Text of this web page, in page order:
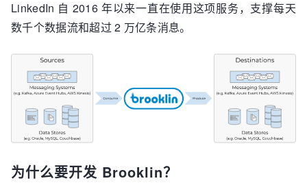
LinkedIn 自 2016 年以来一直在使用这项服务，支撑每天
数千个数据流和超过 2 万亿条消息。
为什么要开发 Brooklin？